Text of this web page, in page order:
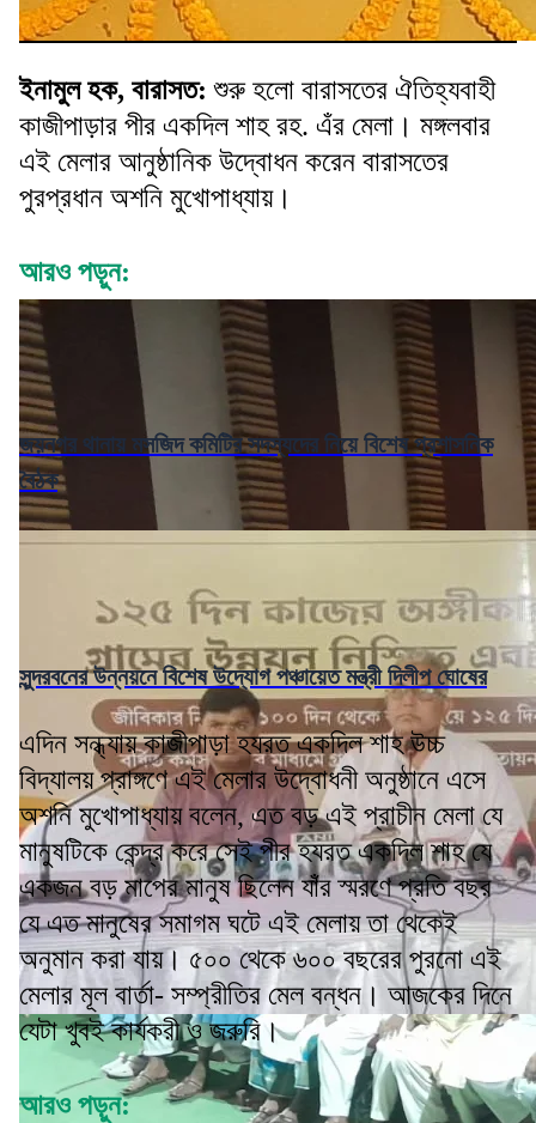
ইনামুল হক, বারাসত:শুরু হলো বারাসতের ঐতিহ্যবাহী
কাজীপাড়ার পীর একদিল শাহ রহ. এঁর মেলা। মঙ্গলবার
এই মেলার আনুষ্ঠানিক উদ্বোধন করেন বারাসতের
পুরপ্রধান অশনি মুখোপাধ্যায়।
আরও পড়ুন:
জয়নগর থানায় মসজিদ কমিটির সদস্যদের নিয়ে বিশেষ প্রশাসনিক
বৈঠক
সুন্দরবনের উন্নয়নে বিশেষ উদ্যোগ পঞ্চায়েত মন্ত্রী দিলীপ ঘোষের
এদিন সন্ধ্যায় কাজীপাড়া হযরত একদিল শাহ উচ্চ
বিদ্যালয় প্রাঙ্গণে এই মেলার উদ্বোধনী অনুষ্ঠানে এসে
অশনি মুখোপাধ্যায় বলেন, এত বড় এই প্রাচীন মেলা যে
মানুষটিকে কেন্দ্র করে সেই পীর হযরত একদিল শাহ যে
একজন বড় মাপের মানুষ ছিলেন যাঁর স্মরণে প্রতি বছর
যে এত মানুষের সমাগম ঘটে এই মেলায় তা থেকেই
অনুমান করা যায়। ৫০০ থেকে ৬০০ বছরের পুরনো এই
মেলার মূল বার্তা- সম্প্রীতির মেল বন্ধন। আজকের দিনে
যেটা খুবই কার্যকরী ও জরুরি।
আরও পড়ুন: